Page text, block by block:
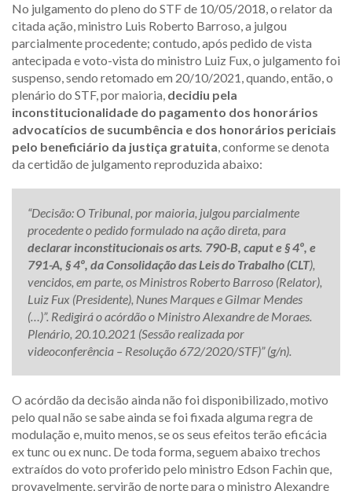
No julgamento do pleno do STF de 10/05/2018, o relator da
citada ação, ministro Luis Roberto Barroso, a julgou
parcialmente procedente; contudo, após pedido de vista
antecipada e voto-vista do ministro Luiz Fux, o julgamento foi
suspenso, sendo retomado em 20/10/2021, quando, então, o
plenário do STF, por maioria, decidiu pela
inconstitucionalidade do pagamento dos honorários
advocatícios de sucumbência e dos honorários periciais
pelo beneficiário da justiça gratuita, conforme se denota
da certidão de julgamento reproduzida abaixo:
“Decisão: O Tribunal, por maioria, julgou parcialmente
procedente o pedido formulado na ação direta, para
declarar inconstitucionais os arts. 790-B, caput e § 4º, e
791-A, § 4º, da Consolidação das Leis do Trabalho (CLT),
vencidos, em parte, os Ministros Roberto Barroso (Relator),
Luiz Fux (Presidente), Nunes Marques e Gilmar Mendes
(…)”. Redigirá o acórdão o Ministro Alexandre de Moraes.
Plenário, 20.10.2021 (Sessão realizada por
videoconferência – Resolução 672/2020/STF)” (g/n).
O acórdão da decisão ainda não foi disponibilizado, motivo
pelo qual não se sabe ainda se foi fixada alguma regra de
modulação e, muito menos, se os seus efeitos terão eficácia
ex tunc ou ex nunc. De toda forma, seguem abaixo trechos
extraídos do voto proferido pelo ministro Edson Fachin que,
provavelmente, servirão de norte para o ministro Alexandre